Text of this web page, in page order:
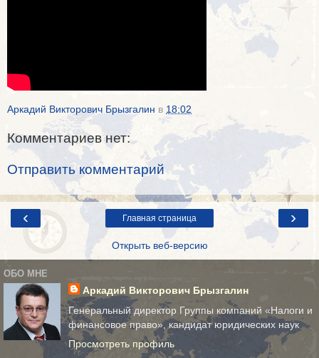
Аркадий Викторович Брызгалин в 18:02
Комментариев нет:
Отправить комментарий
‹ ›
Главная страница
Открыть веб-версию
ОБО МНЕ
Аркадий Викторович Брызгалин
Генеральный директор Группы компаний «Налоги и
финансовое право», кандидат юридических наук
Просмотреть профиль